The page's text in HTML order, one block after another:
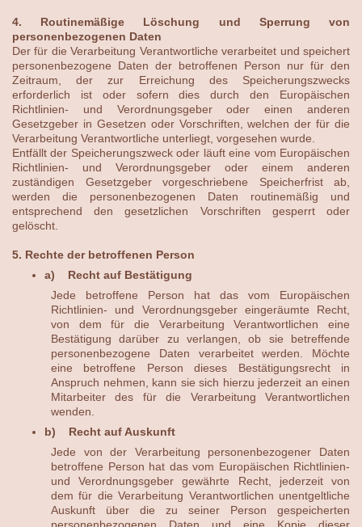
4. Routinemäßige Löschung und Sperrung von
personenbezogenen Daten
Der für die Verarbeitung Verantwortliche verarbeitet und speichert
personenbezogene Daten der betroffenen Person nur für den
Zeitraum, der zur Erreichung des Speicherungszwecks
erforderlich ist oder sofern dies durch den Europäischen
Richtlinien- und Verordnungsgeber oder einen anderen
Gesetzgeber in Gesetzen oder Vorschriften, welchen der für die
Verarbeitung Verantwortliche unterliegt, vorgesehen wurde.
Entfällt der Speicherungszweck oder läuft eine vom Europäischen
Richtlinien- und Verordnungsgeber oder einem anderen
zuständigen Gesetzgeber vorgeschriebene Speicherfrist ab,
werden die personenbezogenen Daten routinemäßig und
entsprechend den gesetzlichen Vorschriften gesperrt oder
gelöscht.
5. Rechte der betroffenen Person
a) Recht auf Bestätigung
Jede betroffene Person hat das vom Europäischen
Richtlinien- und Verordnungsgeber eingeräumte Recht,
von dem für die Verarbeitung Verantwortlichen eine
Bestätigung darüber zu verlangen, ob sie betreffende
personenbezogene Daten verarbeitet werden. Möchte
eine betroffene Person dieses Bestätigungsrecht in
Anspruch nehmen, kann sie sich hierzu jederzeit an einen
Mitarbeiter des für die Verarbeitung Verantwortlichen
wenden.
b) Recht auf Auskunft
Jede von der Verarbeitung personenbezogener Daten
betroffene Person hat das vom Europäischen Richtlinien-
und Verordnungsgeber gewährte Recht, jederzeit von
dem für die Verarbeitung Verantwortlichen unentgeltliche
Auskunft über die zu seiner Person gespeicherten
personenbezogenen Daten und eine Kopie dieser